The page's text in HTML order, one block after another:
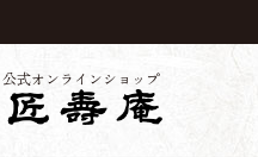
式オンラインショップ